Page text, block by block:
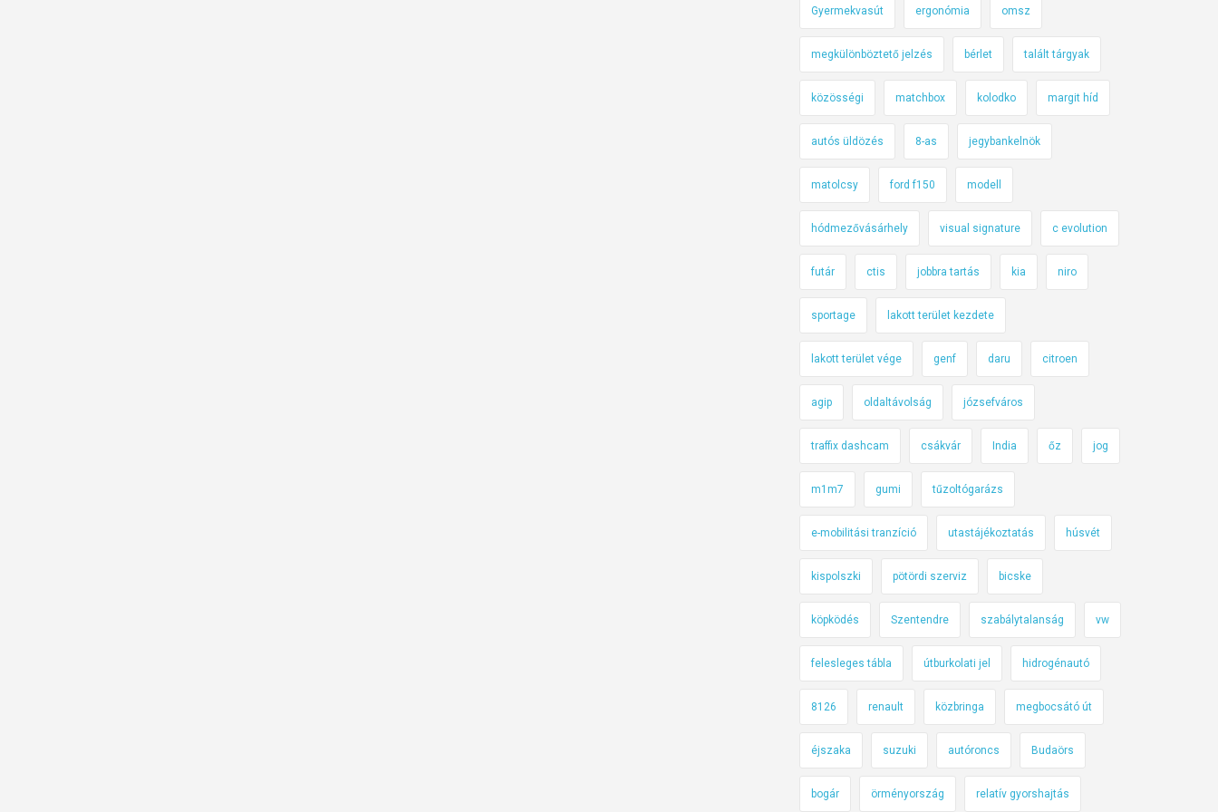
Gyermekvasút ergonómia omsz
megkülönböztető jelzés bérlet talált tárgyak
közösségi matchbox kolodko margit híd
autós üldözés 8-as jegybankelnök
matolcsy ford f150 modell
hódmezővásárhely visual signature c evolution
futár ctis jobbra tartás kia niro
sportage lakott terület kezdete
lakott terület vége genf daru citroen
agip oldaltávolság józsefváros
traffix dashcam csákvár India őz jog
m1m7 gumi tűzoltógarázs
e-mobilitási tranzíció utastájékoztatás húsvét
kispolszki pötördi szerviz bicske
köpködés Szentendre szabálytalanság vw
felesleges tábla útburkolati jel hidrogénautó
8126 renault közbringa megbocsátó út
éjszaka suzuki autóroncs Budaörs
bogár örményország relatív gyorshajtás